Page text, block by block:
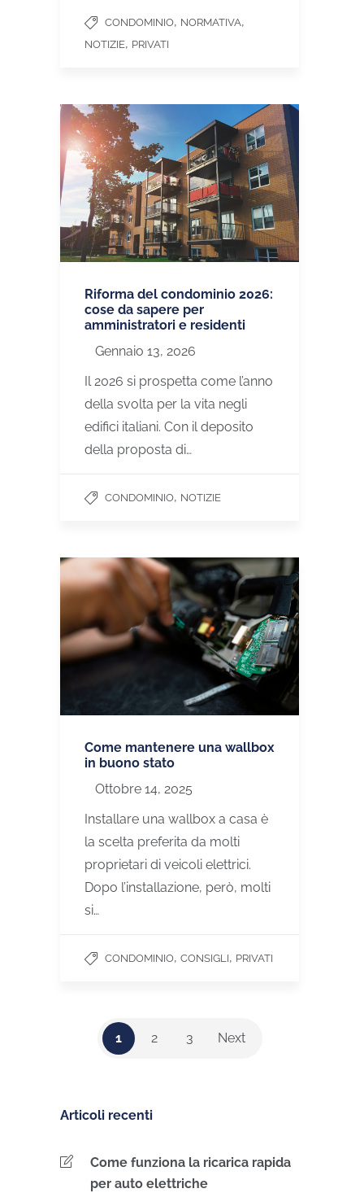
CONDOMINIO, NORMATIVA,
NOTIZIE, PRIVATI
Riforma del condominio 2026:
cose da sapere per
amministratori e residenti
Gennaio 13, 2026
Il 2026 si prospetta come l’anno
della svolta per la vita negli
edifici italiani. Con il deposito
della proposta di…
CONDOMINIO, NOTIZIE
Come mantenere una wallbox
in buono stato
Ottobre 14, 2025
Installare una wallbox a casa è
la scelta preferita da molti
proprietari di veicoli elettrici.
Dopo l’installazione, però, molti
si…
CONDOMINIO, CONSIGLI, PRIVATI
1 2 3 Next
Articoli recenti
Come funziona la ricarica rapida
per auto elettriche